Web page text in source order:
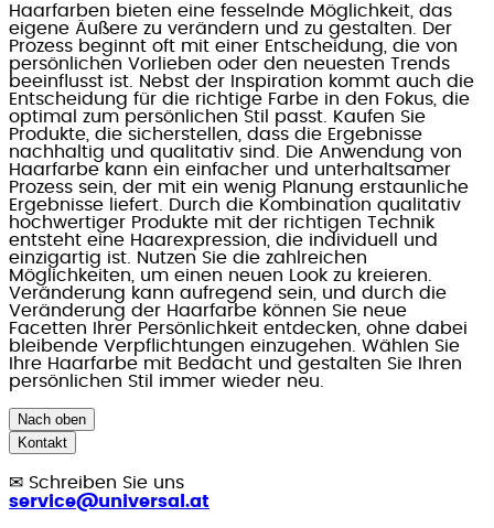
Haarfarben bieten eine fesselnde Möglichkeit, das
eigene Äußere zu verändern und zu gestalten. Der
Prozess beginnt oft mit einer Entscheidung, die von
persönlichen Vorlieben oder den neuesten Trends
beeinflusst ist. Nebst der Inspiration kommt auch die
Entscheidung für die richtige Farbe in den Fokus, die
optimal zum persönlichen Stil passt. Kaufen Sie
Produkte, die sicherstellen, dass die Ergebnisse
nachhaltig und qualitativ sind. Die Anwendung von
Haarfarbe kann ein einfacher und unterhaltsamer
Prozess sein, der mit ein wenig Planung erstaunliche
Ergebnisse liefert. Durch die Kombination qualitativ
hochwertiger Produkte mit der richtigen Technik
entsteht eine Haarexpression, die individuell und
einzigartig ist. Nutzen Sie die zahlreichen
Möglichkeiten, um einen neuen Look zu kreieren.
Veränderung kann aufregend sein, und durch die
Veränderung der Haarfarbe können Sie neue
Facetten Ihrer Persönlichkeit entdecken, ohne dabei
bleibende Verpflichtungen einzugehen. Wählen Sie
Ihre Haarfarbe mit Bedacht und gestalten Sie Ihren
persönlichen Stil immer wieder neu.
Nach oben
Kontakt
✉ Schreiben Sie uns
service@universal.at